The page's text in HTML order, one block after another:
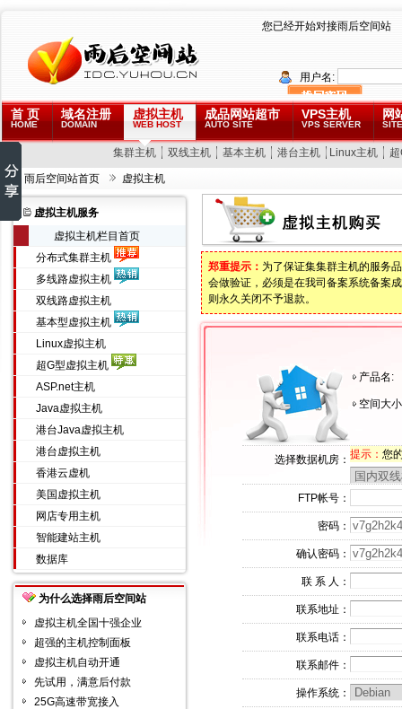
您已经开始对接雨后空间站
用户名:
首 页
HOME
域名注册
DOMAIN
虚拟主机
WEB HOST
成品网站超市
AUTO SITE
VPS主机
VPS SERVER
网
集群主机 双线主机 基本主机 港台主机 Linux主机
雨后空间站首页 虚拟主机
虚拟主机服务
虚拟主机栏目首页
分布式集群主机
多线路虚拟主机
双线路虚拟主机
基本型虚拟主机
Linux虚拟主机
超G型虚拟主机
ASP.net主机
Java虚拟主机
港台Java虚拟主机
港台虚拟主机
香港云虚机
美国虚拟主机
网店专用主机
智能建站主机
数据库
为什么选择雨后空间站
虚拟主机全国十强企业
超强的主机控制面板
虚拟主机自动开通
先试用，满意后付款
25G高速带宽接入
郑重提示： 为了保证集集群主机的服务
会做验证，必须是在我司备案系统备案
则永久关闭不予退款。
产品名:
空间大
选择数据机房： 提示： 您
FTP帐号：
密码：
确认密码：
联 系 人：
联系地址：
联系电话：
联系邮件：
操作系统：